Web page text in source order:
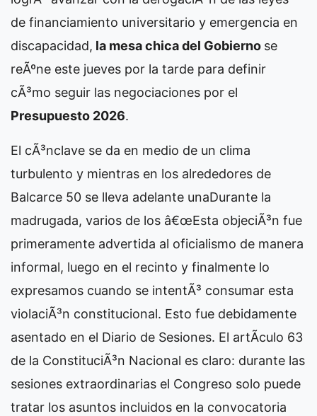
de financiamiento universitario y emergencia en
discapacidad, la mesa chica del Gobierno se
reÃºne este jueves por la tarde para definir
cÃ³mo seguir las negociaciones por el
Presupuesto 2026.
El cÃ³nclave se da en medio de un clima
turbulento y mientras en los alrededores de
Balcarce 50 se lleva adelante unaDurante la
madrugada, varios de los â€œEsta objeciÃ³n fue
primeramente advertida al oficialismo de manera
informal, luego en el recinto y finalmente lo
expresamos cuando se intentÃ³ consumar esta
violaciÃ³n constitucional. Esto fue debidamente
asentado en el Diario de Sesiones. El artÃ­culo 63
de la ConstituciÃ³n Nacional es claro: durante las
sesiones extraordinarias el Congreso solo puede
tratar los asuntos incluidos en la convocatoria